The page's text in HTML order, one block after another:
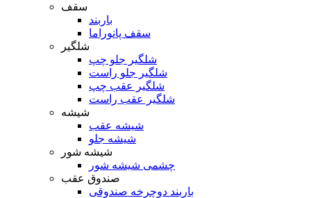
سقف
باربند
سقف پانوراما
شلگیر
شلگیر جلو چپ
شلگیر جلو راست
شلگیر عقب چپ
شلگیر عقب راست
شیشه
شیشه عقب
شیشه جلو
شیشه شور
چشمی شیشه شور
صندوق عقب
باربند دوچرخه صندوقی